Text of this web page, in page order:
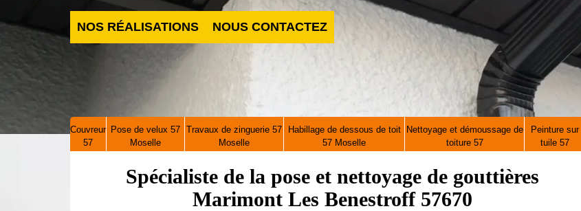
NOS RÉALISATIONS NOUS CONTACTEZ
Couvreur
57
Pose de velux 57
Moselle
Travaux de zinguerie 57
Moselle
Habillage de dessous de toit
57 Moselle
Nettoyage et démoussage de
toiture 57
Peinture sur
tuile 57
Spécialiste de la pose et nettoyage de gouttières
Marimont Les Benestroff 57670